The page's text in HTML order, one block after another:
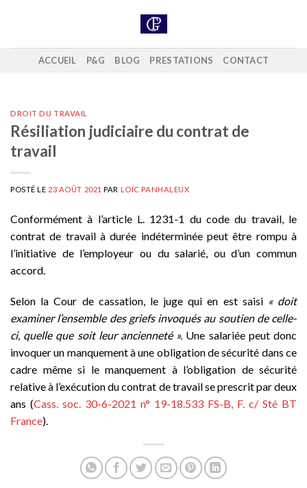
ACCUEIL P&G BLOG PRESTATIONS CONTACT
DROIT DU TRAVAIL
Résiliation judiciaire du contrat de
travail
POSTÉ LE 23 AOÛT 2021 PAR LOÏC PANHALEUX
Conformément à l’article L. 1231-1 du code du travail, le
contrat de travail à durée indéterminée peut être rompu à
l’initiative de l’employeur ou du salarié, ou d’un commun
accord.
Selon la Cour de cassation, le juge qui en est saisi « doit
examiner l’ensemble des griefs invoqués au soutien de celle-
ci, quelle que soit leur ancienneté ». Une salariée peut donc
invoquer un manquement à une obligation de sécurité dans ce
cadre même si le manquement à l’obligation de sécurité
relative à l’exécution du contrat de travail se prescrit par deux
ans (Cass. soc. 30-6-2021 n° 19-18.533 FS-B, F. c/ Sté BT
France).